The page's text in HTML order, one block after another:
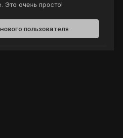
Это очень просто!
пользователя